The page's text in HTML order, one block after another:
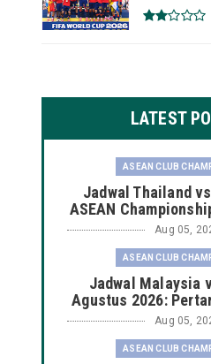
LATEST
ASEAN CLUB
Jadwal Thailand
ASEAN
Aug 05,
ASEAN CLUB
Jadwal Malaysia
Agustus 2026:
Aug 05,
ASEAN CLUB